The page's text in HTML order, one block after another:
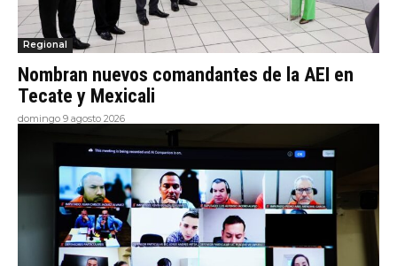
Regional
Nombran nuevos comandantes de la AEI en
Tecate y Mexicali
domingo 9 agosto 2026